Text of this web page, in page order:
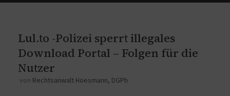
Lul.to -Polizei sperrt illegales
Download Portal – Folgen für die
Nutzer
von Rechtsanwalt Hoesmann, DGPh